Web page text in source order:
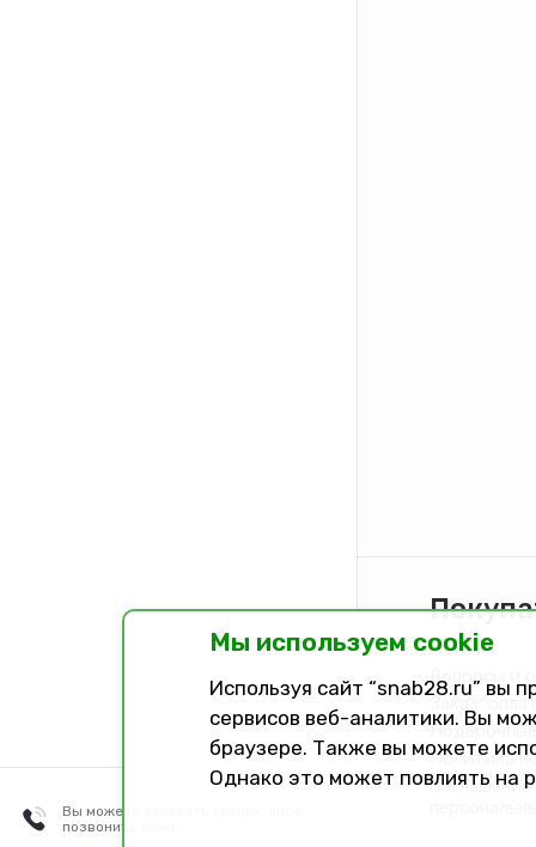
Вы можете заказать звонок, либо
позвонить сами
Каталог
Вопросы и
Заказ,
Политика
Разработано в
Мы используем cookie
Используя сайт “snab28.ru” вы
сервисов веб-аналитики. Вы
браузере. Также вы можете
Однако это может повлиять на